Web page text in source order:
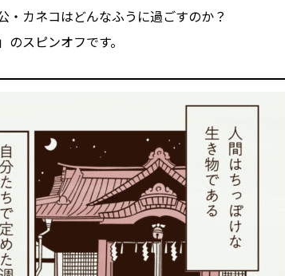
・カネコはどんなふうに過ごすのか？
のスピンオフです。